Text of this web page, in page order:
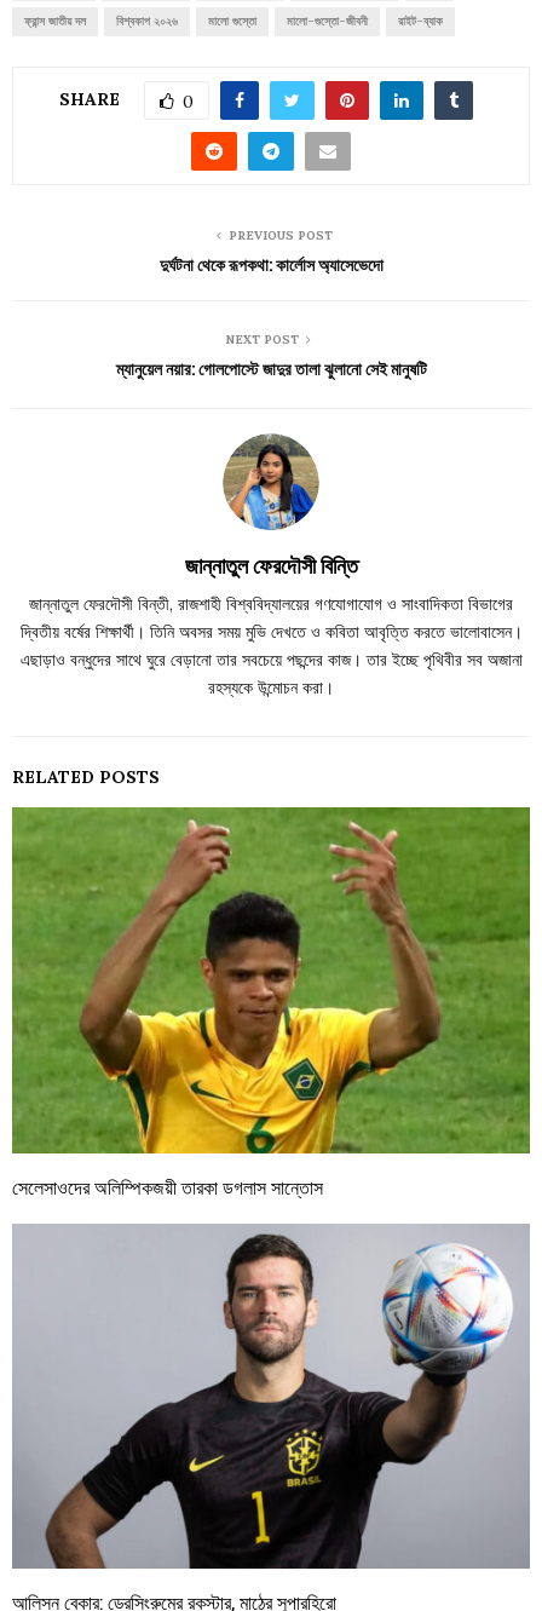
ফ্রান্স জাতীয় দল বিশ্বকাপ ২০২৬ মালো গুস্তো মালো-গুস্তো-জীবনী রাইট-ব্যাক
SHARE 0
PREVIOUS POST
দুর্ঘটনা থেকে রূপকথা: কার্লোস অ্যাসেভেদো
NEXT POST
ম্যানুয়েল নয়ার: গোলপোস্টে জাদুর তালা ঝুলানো সেই মানুষটি
জান্নাতুল ফেরদৌসী বিন্তি
জান্নাতুল ফেরদৌসী বিন্তী, রাজশাহী বিশ্ববিদ্যালয়ের গণযোগাযোগ ও সাংবাদিকতা বিভাগের
দ্বিতীয় বর্ষের শিক্ষার্থী। তিনি অবসর সময় মুভি দেখতে ও কবিতা আবৃত্তি করতে ভালোবাসেন।
এছাড়াও বন্ধুদের সাথে ঘুরে বেড়ানো তার সবচেয়ে পছন্দের কাজ। তার ইচ্ছে পৃথিবীর সব অজানা
রহস্যকে উন্মোচন করা।
RELATED POSTS
সেলেসাওদের অলিম্পিকজয়ী তারকা ডগলাস সান্তোস
আলিসন বেকার: ড্রেসিংরুমের রকস্টার, মাঠের সুপারহিরো